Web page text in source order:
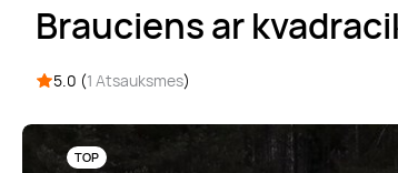
Brauciens ar
5.0 (1 Atsauksmes)
TOP